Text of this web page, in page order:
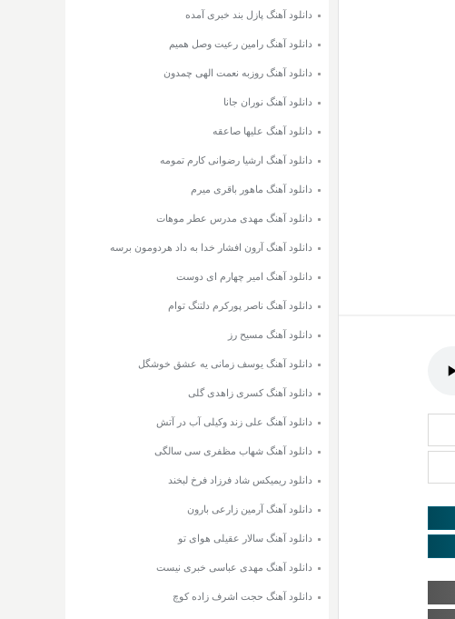
دانلود آهنگ پازل بند خبری آمده
دانلود آهنگ رامین رعیت وصل همیم
دانلود آهنگ روزبه نعمت الهی چمدون
دانلود آهنگ نوران جانا
دانلود آهنگ علیها صاعقه
دانلود آهنگ ارشیا رضوانی کارم تمومه
دانلود آهنگ ماهور باقری میرم
دانلود آهنگ مهدی مدرس عطر موهات
دانلود آهنگ آرون افشار خدا به داد هردومون برسه
دانلود آهنگ امیر چهارم ای دوست
دانلود آهنگ ناصر پورکرم دلتنگ توام
دانلود آهنگ مسیح رز
دانلود آهنگ یوسف زمانی یه عشق خوشگل
دانلود آهنگ کسری زاهدی گلی
دانلود آهنگ علی زند وکیلی آب در آتش
دانلود آهنگ شهاب مظفری سی سالگی
دانلود ریمیکس شاد فرزاد فرخ لبخند
دانلود آهنگ آرمین زارعی بارون
دانلود آهنگ سالار عقیلی هوای تو
دانلود آهنگ مهدی عباسی خبری نیست
دانلود آهنگ حجت اشرف زاده کوچ